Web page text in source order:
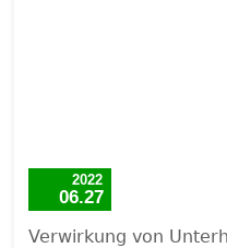
2022
06.27
Verwirkung von